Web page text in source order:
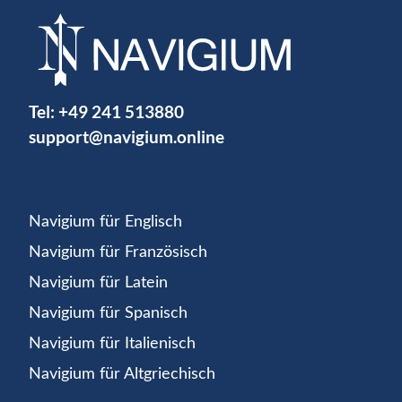
Tel: +49 241 513880
support@navigium.online
Navigium für Englisch
Navigium für Französisch
Navigium für Latein
Navigium für Spanisch
Navigium für Italienisch
Navigium für Altgriechisch